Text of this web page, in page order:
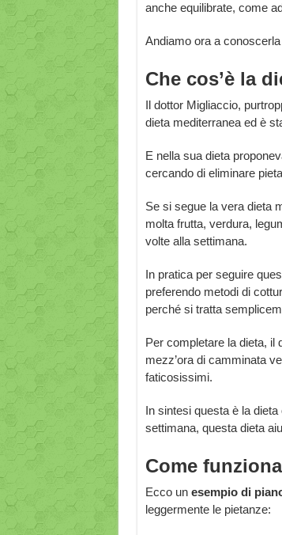
anche equilibrate, come
Andiamo ora a
Che cos’è la
Il dottor Migliaccio,
dieta mediterranea ed è
E nella sua dieta
cercando di eliminare
Se si segue la vera dieta
molta frutta, verdura,
volte alla settimana.
In pratica per seguire
preferendo metodi di
perché si tratta
Per completare la dieta, il
mezz’ora di camminata
faticosissimi.
In sintesi questa è la
settimana, questa dieta
Come funziona
Ecco un esempio di
leggermente le pietanze: